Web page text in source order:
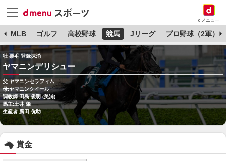
dメニュー
MLB ゴルフ 高校野球 競馬 Jリーグ プロ野球（2軍）
牡 栗毛 登録抹消
ヤマニンデリシュー
父:ヤマニンセラフィム
母:ヤマニンクイール
調教師:田島 俊明 (美浦)
馬主:土井 肇
生産者:廣田 伉助
賞金